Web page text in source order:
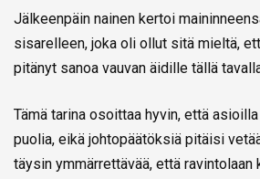
Jälkeenpäin nainen kertoi
sisarelleen, joka oli ollut sitä mieltä,
pitänyt sanoa vauvan äidille tällä
Tämä tarina osoittaa hyvin, että
puolia, eikä johtopäätöksiä pitäisi
täysin ymmärrettävää, että ravintolaan